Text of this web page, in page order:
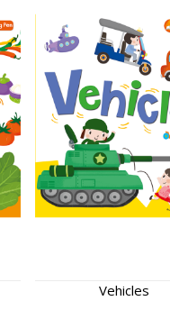
Vehicles